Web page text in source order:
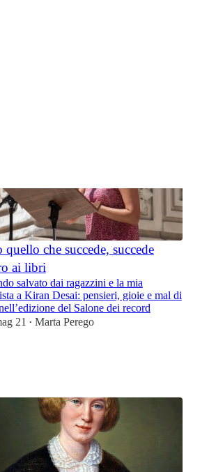
quello che succede, succede
ai libri
salvato dai ragazzini e la mia
a Kiran Desai: pensieri, gioie e mal di
del Salone dei record
21 • Marta Perego